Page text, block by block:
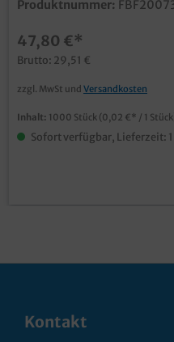
Produktnummer:
47,80 €*
Brutto: 29,51 €
zzgl. MwSt und Versandkosten
Inhalt: 1000 Stück (0,02 €* / 1
Sofort verfügbar, Lieferzeit:
Kontakt